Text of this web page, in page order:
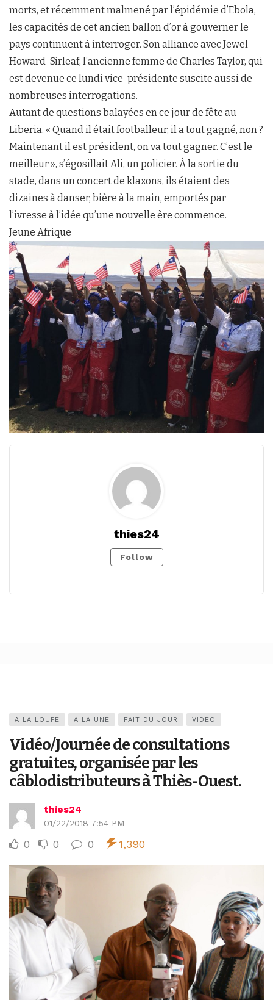
morts, et récemment malmené par l’épidémie d’Ebola,
les capacités de cet ancien ballon d’or à gouverner le
pays continuent à interroger. Son alliance avec Jewel
Howard-Sirleaf, l’ancienne femme de Charles Taylor, qui
est devenue ce lundi vice-présidente suscite aussi de
nombreuses interrogations.
Autant de questions balayées en ce jour de fête au
Liberia. « Quand il était footballeur, il a tout gagné, non ?
Maintenant il est président, on va tout gagner. C’est le
meilleur », s’égosillait Ali, un policier. À la sortie du
stade, dans un concert de klaxons, ils étaient des
dizaines à danser, bière à la main, emportés par
l’ivresse à l’idée qu’une nouvelle ère commence.
Jeune Afrique
thies24
Follow
A LA LOUPE A LA UNE FAIT DU JOUR VIDEO
Vidéo/Journée de consultations
gratuites, organisée par les
câblodistributeurs à Thiès-Ouest.
thies24
01/22/2018 7:54 PM
0 0 0 1,390